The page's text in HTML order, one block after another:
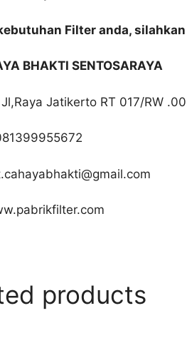
Filter anda,
BHAKTI SENTOSARAYA
Jl,Raya Jatikerto RT 017/RW
products